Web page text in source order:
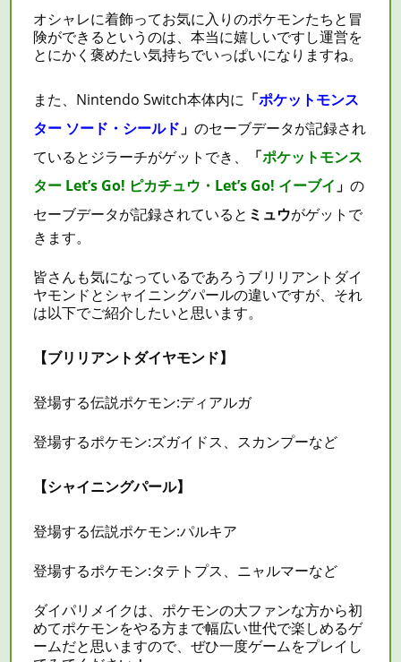
オシャレに着飾ってお気に入りのポケモンたちと冒
険ができるというのは、本当に嬉しいですし運営を
とにかく褒めたい気持ちでいっぱいになりますね。
また、Nintendo Switch本体内に 「ポケットモンス
ター ソード・シールド 」のセーブデータが記録され
ているとジラーチがゲットでき、
「ポケットモンス
ター Let’s Go! ピカチュウ・Let’s Go! イーブイ 」の
セーブデータが記録されていると ミュウがゲットで
きます。
皆さんも気になっているであろうブリリアントダイ
ヤモンドとシャイニングパールの違いですが、それ
は以下でご紹介したいと思います。
【ブリリアントダイヤモンド】
登場する伝説ポケモン:ディアルガ
登場するポケモン:ズガイドス、スカンプーなど
【シャイニングパール】
登場する伝説ポケモン:パルキア
登場するポケモン:タテトプス、ニャルマーなど
ダイパリメイクは、ポケモンの大ファンな方から初
めてポケモンをやる方まで幅広い世代で楽しめるゲ
ームだと思いますので、ぜひ一度ゲームをプレイし